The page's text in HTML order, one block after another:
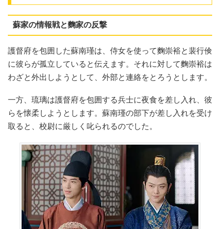
蘇家の情報戦と麴家の反撃
護督府を包囲した蘇南瑾は、侍女を使って麴崇裕と裴行倹
に彼らが孤立していると伝えます。それに対して麴崇裕は
わざと外出しようとして、外部と連絡をとろうとします。
一方、琉璃は護督府を包囲する兵士に夜食を差し入れ、彼
らを懐柔しようとします。蘇南瑾の部下が差し入れを受け
取ると、校尉に厳しく叱られるのでした。